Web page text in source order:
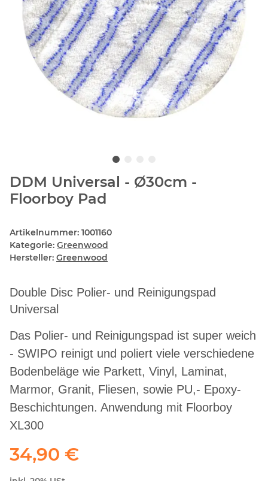
DDM Universal - Ø30cm -
Floorboy Pad
Artikelnummer: 1001160
Kategorie: Greenwood
Hersteller: Greenwood
Double Disc Polier- und Reinigungspad
Universal
Das Polier- und Reinigungspad ist super weich
- SWIPO reinigt und poliert viele verschiedene
Bodenbeläge wie Parkett, Vinyl, Laminat,
Marmor, Granit, Fliesen, sowie PU,- Epoxy-
Beschichtungen. Anwendung mit Floorboy
XL300
34,90 €